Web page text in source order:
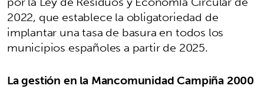
2022, que establece la obligatoriedad de
implantar una tasa de basura en todos los
municipios españoles a partir de 2025.
La gestión en la Mancomunidad Campiña 2000